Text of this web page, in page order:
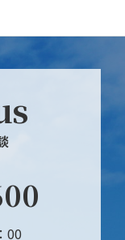
00